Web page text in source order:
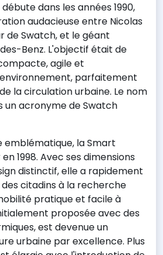
dans les années 1990,
audacieuse entre Nicolas
de Swatch, et le géant
Benz. L'objectif était de
agile et
parfaitement
la circulation urbaine. Le nom
un acronyme de Swatch
emblématique, la Smart
1998. Avec ses dimensions
distinctif, elle a rapidement
citadins à la recherche
pratique et facile à
proposée avec des
est devenue un
urbaine par excellence. Plus